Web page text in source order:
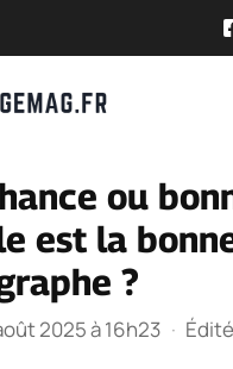
ou
est la
?
2025 à 16h23 ·